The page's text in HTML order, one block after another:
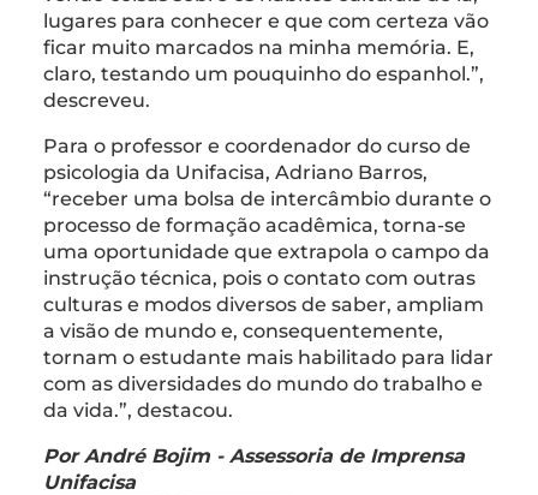
lugares para conhecer e que com certeza vão
ficar muito marcados na minha memória. E,
claro, testando um pouquinho do espanhol.”,
descreveu.
Para o professor e coordenador do curso de
psicologia da Unifacisa, Adriano Barros,
“receber uma bolsa de intercâmbio durante o
processo de formação acadêmica, torna-se
uma oportunidade que extrapola o campo da
instrução técnica, pois o contato com outras
culturas e modos diversos de saber, ampliam
a visão de mundo e, consequentemente,
tornam o estudante mais habilitado para lidar
com as diversidades do mundo do trabalho e
da vida.”, destacou.
Por André Bojim - Assessoria de Imprensa
Unifacisa